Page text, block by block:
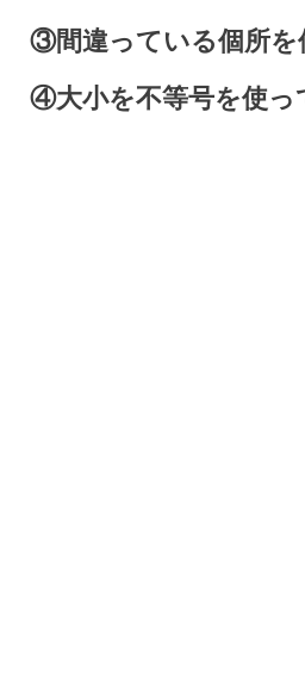
③間違っている個所を
④大小を不等号を使っ